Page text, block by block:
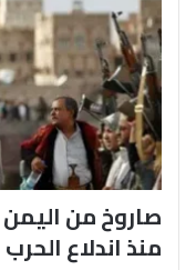
صاروخ من اليمن
منذ اندلاع الحرب